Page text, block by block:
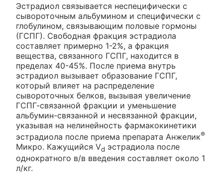
Эстрадиол связывается неспецифически с
сывороточным альбумином и специфически с
глобулином, связывающим половые гормоны
(ГСПГ). Свободная фракция эстрадиола
составляет примерно 1-2%, а фракция
вещества, связанного ГСПГ, находится в
пределах 40-45%. После приема внутрь
эстрадиол вызывает образование ГСПГ,
который влияет на распределение
сывороточных белков, вызывая увеличение
ГСПГ-связанной фракции и уменьшение
альбумин-связанной и несвязанной фракции,
указывая на нелинейность фармакокинетики
эстрадиола после приема препарата Анжелик®
Микро. Кажущийся Vd эстрадиола после
однократного в/в введения составляет около 1
л/кг.